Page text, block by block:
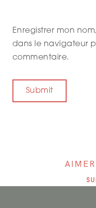
Enregistrer mon
dans le navigateur
commentaire.